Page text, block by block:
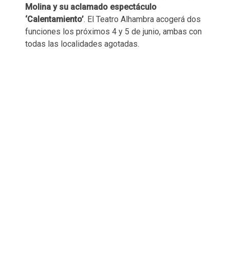
Molina y su aclamado espectáculo
‘Calentamiento’. El Teatro Alhambra acogerá dos
funciones los próximos 4 y 5 de junio, ambas con
todas las localidades agotadas.